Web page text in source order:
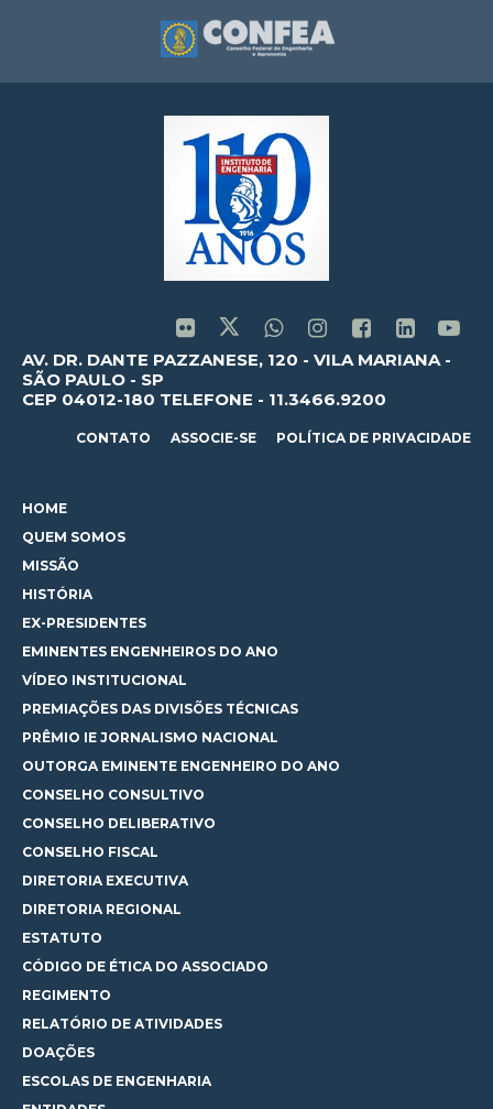
AV. DR. DANTE PAZZANESE, 120 - VILA MARIANA -
SÃO PAULO - SP
CEP 04012-180 TELEFONE - 11.3466.9200
CONTATO ASSOCIE-SE POLÍTICA DE PRIVACIDADE
HOME
QUEM SOMOS
MISSÃO
HISTÓRIA
EX-PRESIDENTES
EMINENTES ENGENHEIROS DO ANO
VÍDEO INSTITUCIONAL
PREMIAÇÕES DAS DIVISÕES TÉCNICAS
PRÊMIO IE JORNALISMO NACIONAL
OUTORGA EMINENTE ENGENHEIRO DO ANO
CONSELHO CONSULTIVO
CONSELHO DELIBERATIVO
CONSELHO FISCAL
DIRETORIA EXECUTIVA
DIRETORIA REGIONAL
ESTATUTO
CÓDIGO DE ÉTICA DO ASSOCIADO
REGIMENTO
RELATÓRIO DE ATIVIDADES
DOAÇÕES
ESCOLAS DE ENGENHARIA